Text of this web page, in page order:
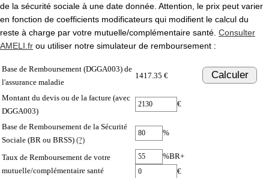
de la sécurité sociale à une date donnée. Attention, le prix peut varier
en fonction de coefficients modificateurs qui modifient le calcul du
reste à charge par votre mutuelle/complémentaire santé. Consulter
AMELI.fr ou utiliser notre simulateur de remboursement :
Base de Remboursement (DGGA003) de
l'assurance maladie
1417.35 € Calculer
Montant du devis ou de la facture (avec
DGGA003)
€
Base de Remboursement de la Sécurité
Sociale (BR ou BRSS) (?)
%
Taux de Remboursement de votre
mutuelle/complémentaire santé
%BR+
€